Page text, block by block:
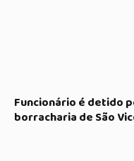
Funcionário é detido
borracharia de São